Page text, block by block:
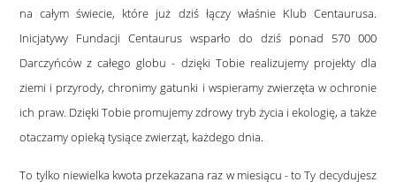
na całym świecie, które już dziś łączy właśnie Klub Centaurusa.
Inicjatywy Fundacji Centaurus wsparło do dziś ponad 570 000
Darczyńców z całego globu - dzięki Tobie realizujemy projekty dla
ziemi i przyrody, chronimy gatunki i wspieramy zwierzęta w ochronie
ich praw. Dzięki Tobie promujemy zdrowy tryb życia i ekologię, a także
otaczamy opieką tysiące zwierząt, każdego dnia.
To tylko niewielka kwota przekazana raz w miesiącu - to Ty decydujesz